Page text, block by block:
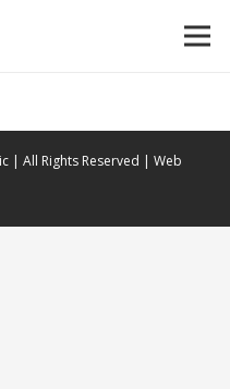
| All Rights Reserved | Web